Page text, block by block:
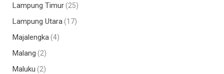
Lampung Timur(25)
Lampung Utara(17)
Majalengka(4)
Malang (2)
Maluku (2)